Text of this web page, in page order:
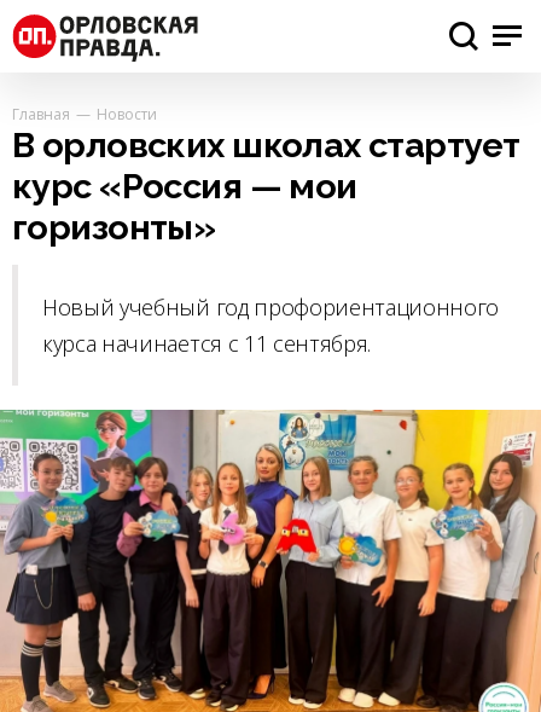
Главная Новости
В орловских школах стартует
курс «Россия — мои
горизонты»
Новый учебный год профориентационного
курса начинается с 11 сентября.